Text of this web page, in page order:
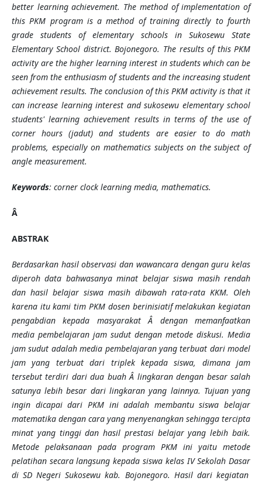
better learning achievement. The method of implementation of
this PKM program is a method of training directly to fourth
grade students of elementary schools in Sukosewu State
Elementary School district. Bojonegoro. The results of this PKM
activity are the higher learning interest in students which can be
seen from the enthusiasm of students and the increasing student
achievement results. The conclusion of this PKM activity is that it
can increase learning interest and sukosewu elementary school
students' learning achievement results in terms of the use of
corner hours (jadut) and students are easier to do math
problems, especially on mathematics subjects on the subject of
angle measurement.
Keywords: corner clock learning media, mathematics.
Â
ABSTRAK
Berdasarkan hasil observasi dan wawancara dengan guru kelas
diperoh data bahwasanya minat belajar siswa masih rendah
dan hasil belajar siswa masih dibawah rata-rata KKM. Oleh
karena itu kami tim PKM dosen berinisiatif melakukan kegiatan
pengabdian kepada masyarakat Â dengan memanfaatkan
media pembelajaran jam sudut dengan metode diskusi. Media
jam sudut adalah media pembelajaran yang terbuat darimodel
jam yang terbuat dari triplek kepada siswa, dimana jam
tersebut terdiri dari dua buahÂ lingkaran dengan besar salah
satunya lebih besar dari lingkaran yang lainnya. Tujuan yang
ingin dicapai dari PKM ini adalah membantu siswa belajar
matematika dengan cara yang menyenangkan sehingga tercipta
minat yang tinggi dan hasil prestasi belajar yang lebih baik.
Metode pelaksanaan pada programPKMini yaitumetode
pelatihansecara langsung kepada siswa kelas IV Sekolah Dasar
di SD Negeri Sukosewu kab. Bojonegoro. Hasil dari kegiatan